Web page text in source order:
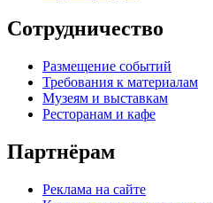
Сотрудничество
Размещение событий
Требования к материалам
Музеям и выставкам
Ресторанам и кафе
Партнёрам
Реклама на сайте